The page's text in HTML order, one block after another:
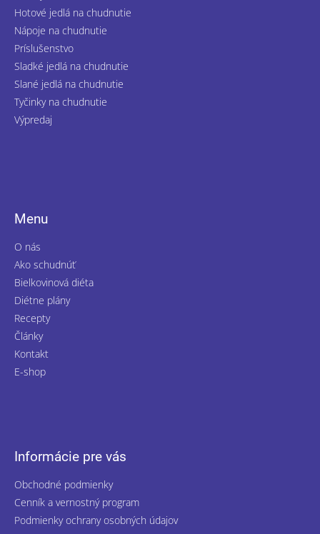
Hotové jedlá na chudnutie
Nápoje na chudnutie
Príslušenstvo
Sladké jedlá na chudnutie
Slané jedlá na chudnutie
Tyčinky na chudnutie
Výpredaj
Menu
O nás
Ako schudnúť
Bielkovinová diéta
Diétne plány
Recepty
Články
Kontakt
E-shop
Informácie pre vás
Obchodné podmienky
Cenník a vernostný program
Podmienky ochrany osobných údajov